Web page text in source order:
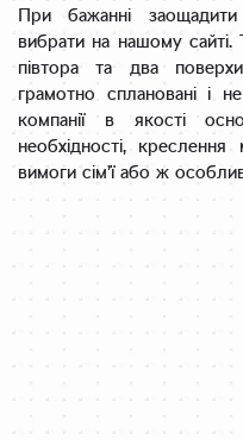
При бажанні
вибрати на нашому сайті.
півтора та два
грамотно сплановані і
компанії в якості
необхідності,
вимоги сім’ї або ж